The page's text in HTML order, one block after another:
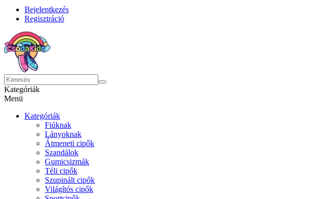
Bejelentkezés
Regisztráció
Kategóriák
Menü
Kategóriák
Fiúknak
Lányoknak
Átmeneti cipők
Szandálok
Gumicsizmák
Téli cipők
Szupinált cipők
Világítós cipők